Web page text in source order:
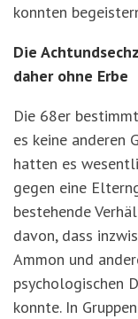
konnten
Die
daher ohne Erbe
Die 68er
es keine anderen
hatten es
gegen eine
bestehende
davon, dass
Ammon und
psychologischen
konnte. In